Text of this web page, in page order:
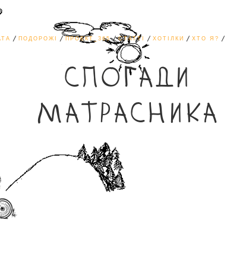
ПОДОРОЖІ ПРОЕКТ_365 СТАТТІ ХОТІЛКИ ХТО Я?
СПОГАДИ
МАТРАСНИКА